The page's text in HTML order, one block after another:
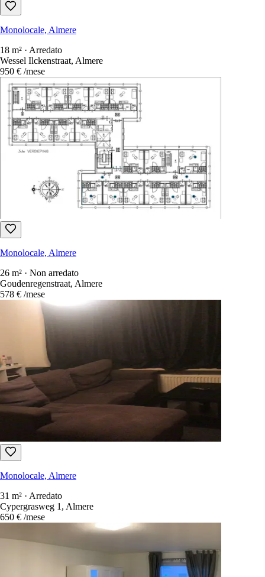
Monolocale, Almere
18 m² · Arredato
Wessel Ilckenstraat, Almere
950 € /mese
Monolocale, Almere
26 m² · Non arredato
Goudenregenstraat, Almere
578 € /mese
Monolocale, Almere
31 m² · Arredato
Cypergrasweg 1, Almere
650 € /mese